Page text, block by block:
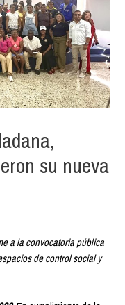
su nueva
a la convocatoria pública
de control social y